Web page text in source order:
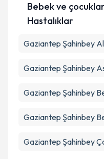
Bebek ve
Hastalıklar
Gaziantep Şahinbey
Gaziantep Şahinbey
Gaziantep Şahinbey
Gaziantep Şahinbey
Gaziantep Şahinbey